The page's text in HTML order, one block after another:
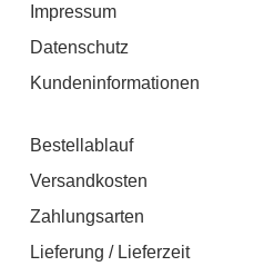
Impressum
Datenschutz
Kundeninformationen
Bestellablauf
Versandkosten
Zahlungsarten
Lieferung / Lieferzeit